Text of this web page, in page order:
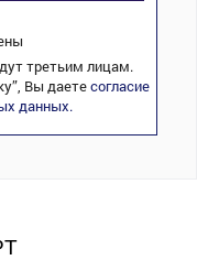
третьим лицам.
Вы даетесогласие
данных.